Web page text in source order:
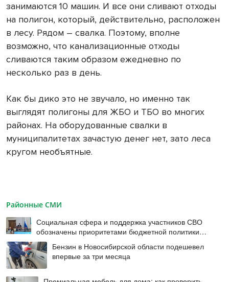
занимаются 10 машин. И все они сливают отходы
на полигон, который, действительно, расположен
в лесу. Рядом – свалка. Поэтому, вполне
возможно, что канализационные отходы
сливаются таким образом ежедневно по
несколько раз в день.
Как бы дико это не звучало, но именно так
выглядят полигоны для ЖБО и ТБО во многих
районах. На оборудованные свалки в
муниципалитетах зачастую денег нет, зато леса
кругом необъятные.
Районные СМИ
Социальная сфера и поддержка участников СВО
обозначены приоритетами бюджетной политики
Новосибирской области
Бензин в Новосибирской области подешевел
впервые за три месяца